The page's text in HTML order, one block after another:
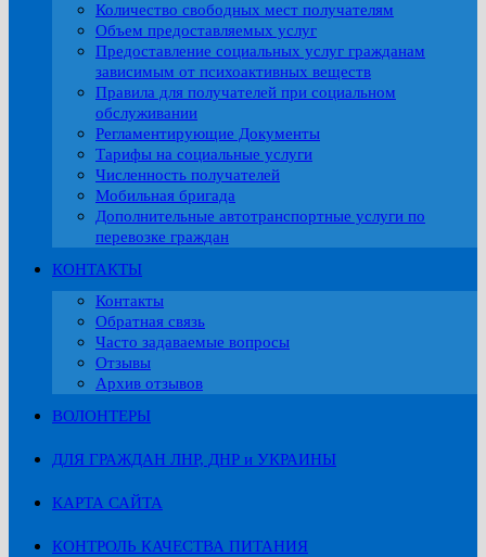
Количество свободных мест получателям
Объем предоставляемых услуг
Предоставление социальных услуг гражданам
зависимым от психоактивных веществ
Правила для получателей при социальном
обслуживании
Регламентирующие Документы
Тарифы на социальные услуги
Численность получателей
Мобильная бригада
Дополнительные автотранспортные услуги по
перевозке граждан
КОНТАКТЫ
Контакты
Обратная связь
Часто задаваемые вопросы
Отзывы
Архив отзывов
ВОЛОНТЕРЫ
ДЛЯ ГРАЖДАН ЛНР, ДНР и УКРАИНЫ
КАРТА САЙТА
КОНТРОЛЬ КАЧЕСТВА ПИТАНИЯ